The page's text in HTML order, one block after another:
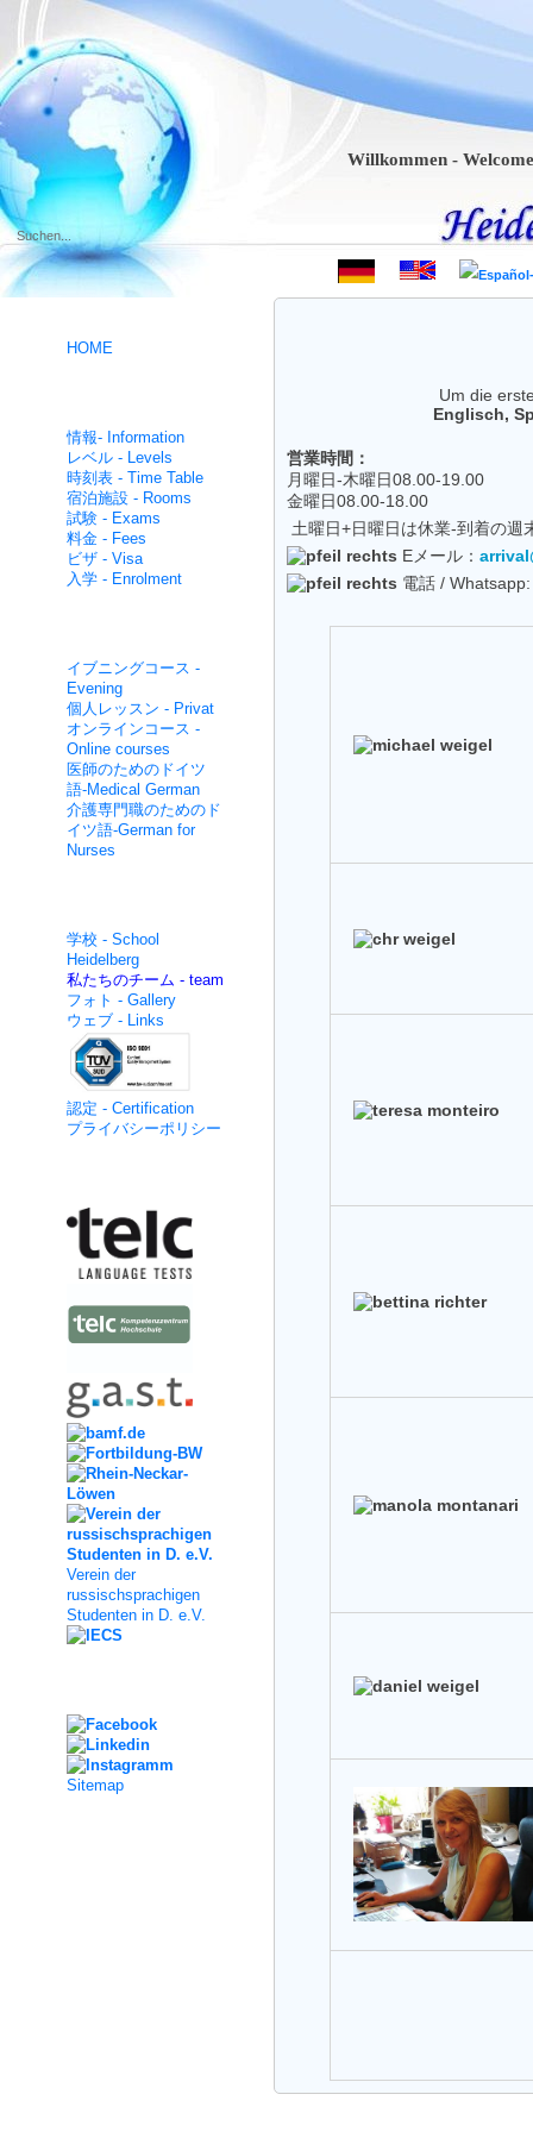
Willkommen - Welcome -
HOME
intensive情報- Information
レベル - Levels
時刻表 - Time Table
宿泊施設 - Rooms
試験 - Exams
料金 - Fees
ビザ - Visa
入学 - Enrolment
イブニングコース -
Evening
個人レッスン - Privat
オンラインコース -
Online courses
医師のためのドイツ
語-Medical German
介護専門職のためのド
イツ語-German for
Nurses
学校 - School
Heidelberg
私たちのチーム - team
フォト - Gallery
ウェブ - Links
認定 - Certification
プライバシーポリシー
Verein der
russischsprachigen
Studenten in D. e.V.
Sitemap
Um die
Englisch,
営業時間：
月曜日-木曜日08.00-19.00
金曜日08.00-18.00
土曜日+日曜日は休業-到着の週
Eメール：
電話 /